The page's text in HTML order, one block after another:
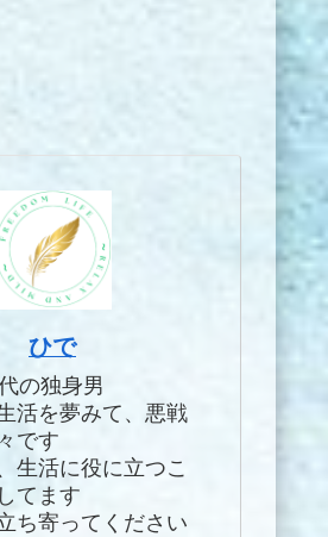
ひで
独身男
活を夢みて、悪戦
です
生活に役に立つこ
てます
ち寄ってください